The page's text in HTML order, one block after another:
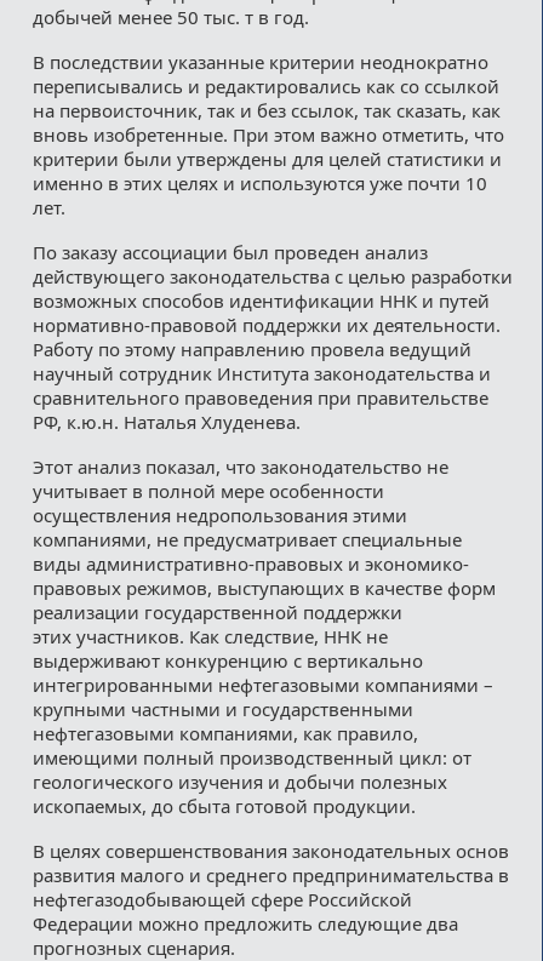
добычей менее 50 тыс. т в год.
В последствии указанные критерии неоднократно
переписывались и редактировались как со ссылкой
на первоисточник, так и без ссылок, так сказать, как
вновь изобретенные. При этом важно отметить, что
критерии были утверждены для целей статистики и
именно в этих целях и используются уже почти 10
лет.
По заказу ассоциации был проведен анализ
действующего законодательства с целью разработки
возможных способов идентификации ННК и путей
нормативно-правовой поддержки их деятельности.
Работу по этому направлению провела ведущий
научный сотрудник Института законодательства и
сравнительного правоведения при правительстве
РФ, к.ю.н. Наталья Хлуденева.
Этот анализ показал, что законодательство не
учитывает в полной мере особенности
осуществления недропользования этими
компаниями, не предусматривает специальные
виды административно-правовых и экономико-
правовых режимов, выступающих в качестве форм
реализации государственной поддержки
этих участников. Как следствие, ННК не
выдерживают конкуренцию с вертикально
интегрированными нефтегазовыми компаниями –
крупными частными и государственными
нефтегазовыми компаниями, как правило,
имеющими полный производственный цикл: от
геологического изучения и добычи полезных
ископаемых, до сбыта готовой продукции.
В целях совершенствования законодательных основ
развития малого и среднего предпринимательства в
нефтегазодобывающей сфере Российской
Федерации можно предложить следующие два
прогнозных сценария.